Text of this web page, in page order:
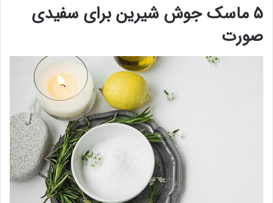
۵ ماسک جوش شیرین برای سفیدی
صورت